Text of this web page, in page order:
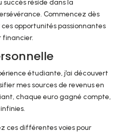
succès réside dans la
Commencez dès
ces opportunités passionnantes
financier.
étudiante, j’ai découvert
mes sources de revenus en
chaque euro gagné compte,
ces différentes voies pour